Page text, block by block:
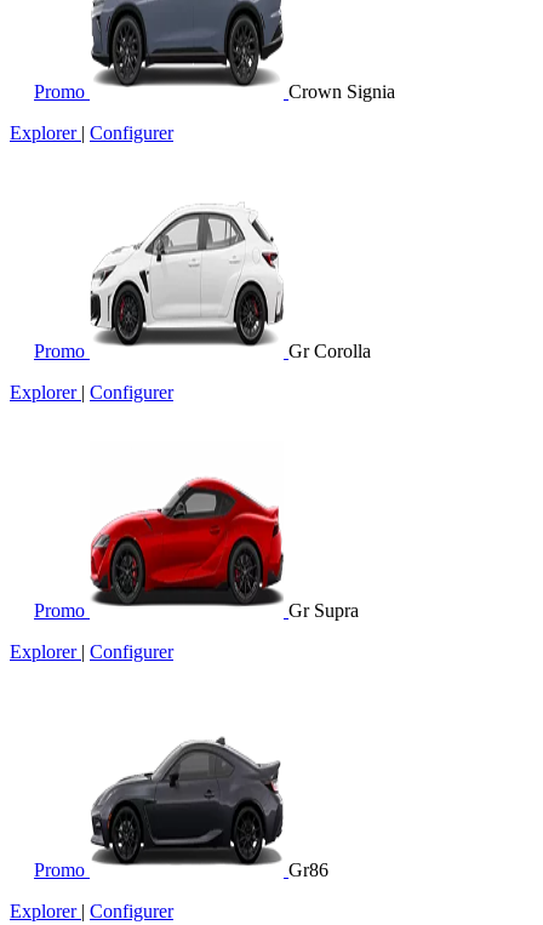
Promo
Crown Signia
Explorer | Configurer
Promo
Gr Corolla
Explorer | Configurer
Promo
Gr Supra
Explorer | Configurer
Promo
Gr86
Explorer | Configurer